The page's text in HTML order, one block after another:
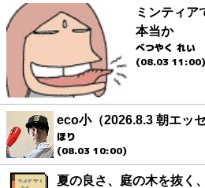
ミンティア
本当か
べつやく れい
(08.03 11:00)
eco小（2026.8.3 朝エッ
ほり
(08.03 10:00)
夏の良さ、庭の木を抜く